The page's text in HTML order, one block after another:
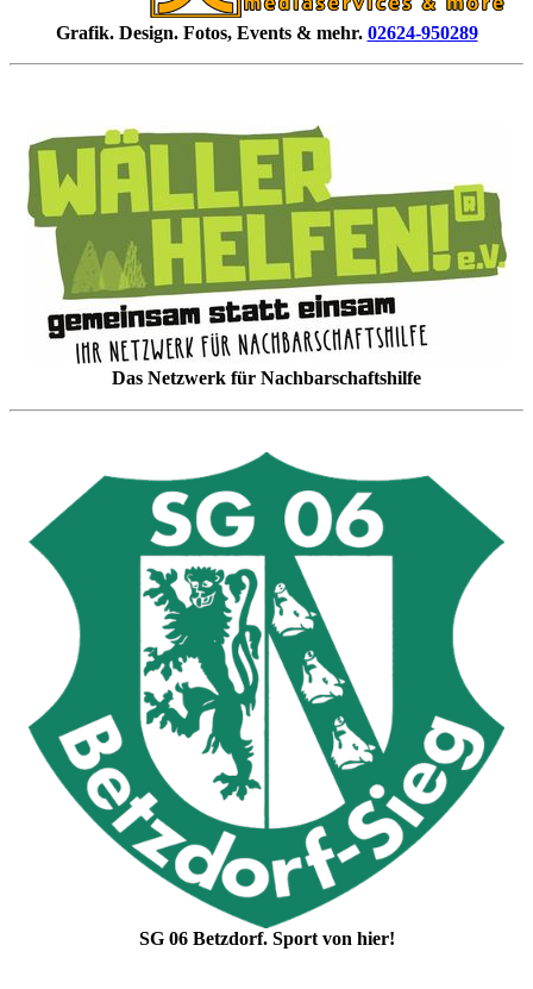
Grafik. Design. Fotos, Events & mehr. 02624-950289
Das Netzwerk für Nachbarschaftshilfe
SG 06 Betzdorf. Sport von hier!